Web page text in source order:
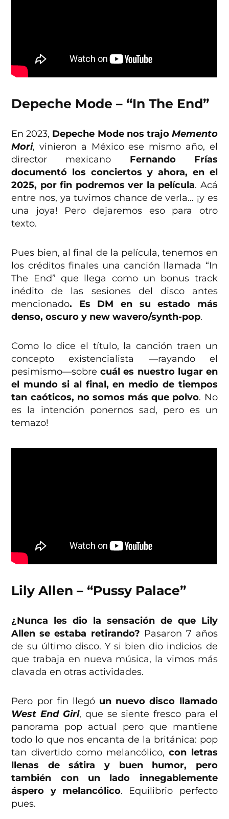
Depeche Mode – “In The End”
En 2023, Depeche Mode nos trajo Memento
Mori, vinieron a México ese mismo año, el
director mexicano Fernando Frías
documentó los conciertos y ahora, en el
2025, por fin podremos ver la película. Acá
entre nos, ya tuvimos chance de verla… ¡y es
una joya! Pero dejaremos eso para otro
texto.
Pues bien, al final de la película, tenemos en
los créditos finales una canción llamada “In
The End” que llega como un bonus track
inédito de las sesiones del disco antes
mencionado. Es DM en su estado más
denso, oscuro y new wavero/synth-pop.
Como lo dice el título, la canción traen un
concepto existencialista ––rayando el
pesimismo––sobrecuál es nuestro lugar en
el mundo si al final, en medio de tiempos
tan caóticos, no somos más que polvo. No
es la intención ponernos sad, pero es un
temazo!
Lily Allen – “Pussy Palace”
¿Nunca les dio la sensación de que Lily
Allen se estaba retirando? Pasaron 7 años
de su último disco. Y si bien dio indicios de
que trabaja en nueva música, la vimos más
clavada en otras actividades.
Pero por fin llegó un nuevo disco llamado
West End Girl, que se siente fresco para el
panorama pop actual pero que mantiene
todo lo que nos encanta de la británica: pop
tan divertido como melancólico,con letras
llenas de sátira y buen humor, pero
también con un lado innegablemente
áspero y melancólico. Equilibrio perfecto
pues.